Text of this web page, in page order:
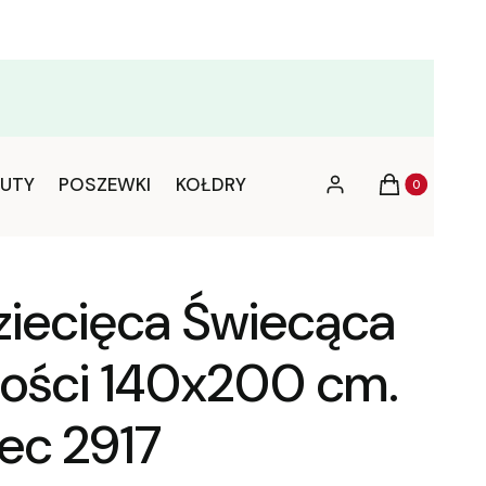
POSZEWKI KOŁDRY Zaloguj sięProdukty w
Koszyk
Świecąca
140x200 cm.
2917